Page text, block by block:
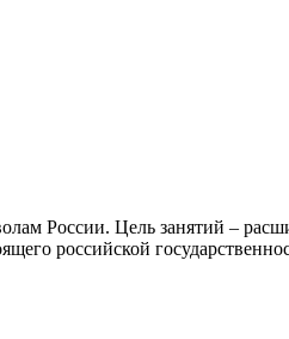
России. Цель занятий –
российской